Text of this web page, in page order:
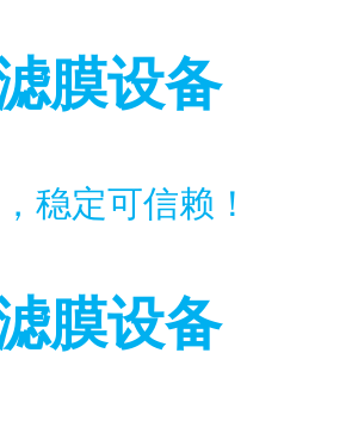
膜设备
稳定可信赖！
膜设备